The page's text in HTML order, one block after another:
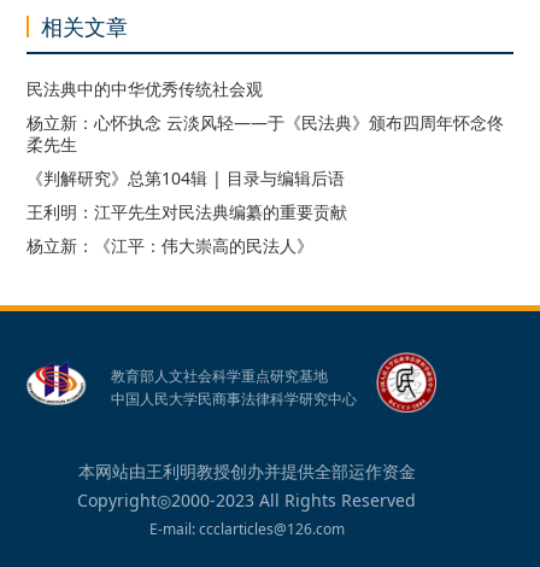
相关文章
民法典中的中华优秀传统社会观
杨立新：心怀执念 云淡风轻——于《民法典》颁布四周年怀念佟
柔先生
《判解研究》总第104辑 | 目录与编辑后语
王利明：江平先生对民法典编纂的重要贡献
杨立新：《江平：伟大崇高的民法人》
教育部人文社会科学重点研究基地
中国人民大学民商事法律科学研究中心
本网站由王利明教授创办并提供全部运作资金
Copyright◎2000-2023 All Rights Reserved
E-mail: ccclarticles@126.com